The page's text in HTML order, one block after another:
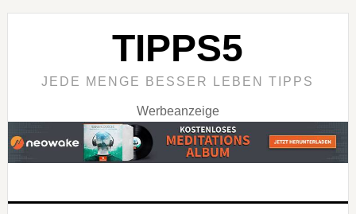
TIPPS5
JEDE MENGE BESSER LEBEN TIPPS
Werbeanzeige